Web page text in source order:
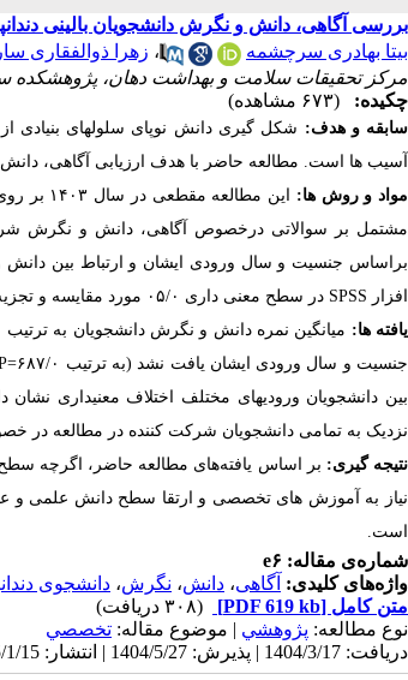
بررسی آگاهی، دانش و نگرش دانشجویان بالینی
بیتا بهادری سرچشمه
، زهرا ذوالفقاری
مرکز‌ تحقیقات سلامت‌ و‌ بهداشت ‌دهان‌، پژوهشکده
چکیده:
(۶۷۳ مشاهده)
سابقه و هدف: شکل گیری دانش نوپای سلولهای بنیادی
آسیب ها است. مطالعه حاضر با هدف ارزیابی آگاهی، دانش
مواد و روش ها:
مشتمل بر سوالاتی درخصوص آگاهی، دانش و نگرش
براساس جنسیت و سال ورودی ایشان و ارتباط بین دانش
افزار SPSS در سطح معنی داری ۰۵/۰ مورد مقایسه و تجزیه و تحلیل قرار گرفتند.
یافته ها: میانگین نمره دانش و نگرش دانشجویان به ترتیب ۶۸/۱
جنسیت و سال ورودی ایشان یافت نشد (به ترتیب ۶۸۷/۰=
بین دانشجویان ورودی­های مختلف اختلاف معنی­داری نشان داد
نزدیک به تمامی دانشجویان شرکت کننده در مطالعه در
نتیجه گیری: بر اساس یافته‌های مطالعه حاضر، اگرچه سطح
نیاز به آموزش های تخصصی و ارتقا سطح دانش علمی و
است.
شماره‌ی مقاله: e۶
واژه‌های کلیدی: آگاهی، دانش، نگرش، دانشجوی
متن کامل [PDF 619 kb]
(۳۰۸ دریافت)
نوع مطالعه: پژوهشي | موضوع مقاله: تخصصي
دریافت: 1404/3/17 | پذیرش: 1404/5/27 | انتشار: 1405/1/15